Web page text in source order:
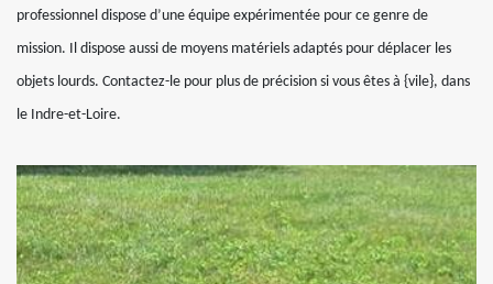
professionnel dispose d’une équipe expérimentée pour ce genre de
mission. Il dispose aussi de moyens matériels adaptés pour déplacer les
objets lourds. Contactez-le pour plus de précision si vous êtes à {vile}, dans
le Indre-et-Loire.